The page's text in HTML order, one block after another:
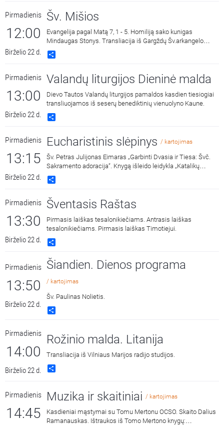
Pirmadienis
12:00
Birželio 22 d.
Šv. Mišios
Evangelija pagal Matą 7, 1 - 5. Homiliją sako kunigas
Mindaugas Stonys. Transliacija iš Gargždų Šv.arkangelo
Mykolo bažnyčios.
Pirmadienis
13:00
Birželio 22 d.
Valandų liturgijos Dieninė malda
Dievo Tautos Valandų liturgijos pamaldos kasdien tiesiogiai
transliuojamos iš seserų benediktinių vienuolyno Kaune.
Pirmadienis
13:15
Birželio 22 d.
Eucharistinis slėpinys / kartojimas
Šv. Petras Julijonas Eimaras „Garbinti Dvasia ir Tiesa: Švč.
Sakramento adoracija“. Knygą išleido leidykla „Katalikų
pasaulio leidiniai“ 2018 metais. Skaito Vilius Kaminskas.
Pirmadienis
13:30
Birželio 22 d.
Šventasis Raštas
Pirmasis laiškas tesalonikiečiams. Antrasis laiškas
tesalonikiečiams. Pirmasis laiškas Timotiejui.
Pirmadienis
13:50
Birželio 22 d.
Šiandien. Dienos programa
/ kartojimas
Šv. Paulinas Nolietis.
Pirmadienis
14:00
Birželio 22 d.
Rožinio malda. Litanija
Transliacija iš Vilniaus Marijos radijo studijos.
Pirmadienis
14:45
Muzika ir skaitiniai / kartojimas
Kasdieniai mąstymai su Tomu Mertonu OCSO. Skaito Dalius
Ramanauskas. Ištraukos iš Tomo Mertono knygų: